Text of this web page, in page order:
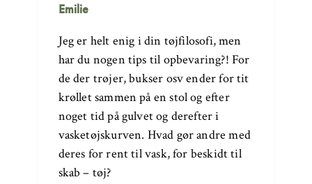
Emilie
Jeg er helt enig i din tøjfilosofi, men
har du nogen tips til opbevaring?! For
de der trøjer, bukser osv ender for tit
krøllet sammen på en stol og efter
noget tid på gulvet og derefter i
vasketøjskurven. Hvad gør andre med
deres for rent til vask, for beskidt til
skab – tøj?